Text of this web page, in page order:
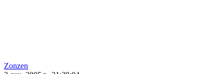
Zonzen